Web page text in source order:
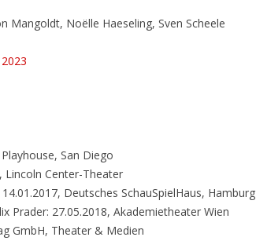
Mangoldt, Noëlle Haeseling, Sven Scheele
San Diego
Lincoln Center-Theater
Deutsches SchauSpielHaus, Hamburg
Prader: 27.05.2018, Akademietheater Wien
GmbH, Theater & Medien